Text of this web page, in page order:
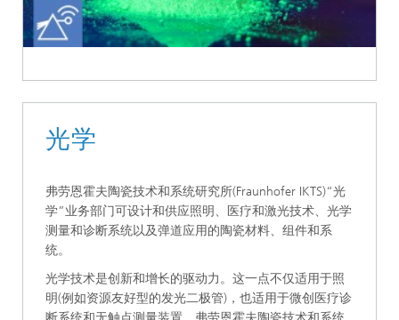
光学
弗劳恩霍夫陶瓷技术和系统研究所(Fraunhofer IKTS)“光
学”业务部门可设计和供应照明、医疗和激光技术、光学
测量和诊断系统以及弹道应用的陶瓷材料、组件和系
统。
光学技术是创新和增长的驱动力。这一点不仅适用于照
明(例如资源友好型的发光二极管)，也适用于微创医疗诊